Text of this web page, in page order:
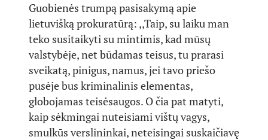
Guobienės trumpą pasisakymą apie
lietuvišką prokuratūrą: ,,Taip, su laiku man
teko susitaikyti su mintimis, kad mūsų
valstybėje, net būdamas teisus, tu prarasi
sveikatą, pinigus, namus, jei tavo priešo
pusėje bus kriminalinis elementas,
globojamas teisėsaugos. O čia pat matyti,
kaip sėkmingai nuteisiami vištų vagys,
smulkūs verslininkai, neteisingai suskaičiavę